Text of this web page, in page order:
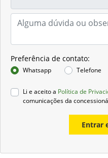
Preferência de contato:
Whatsapp Telefone
Li e aceito a Política de
comunicações da
Entrar